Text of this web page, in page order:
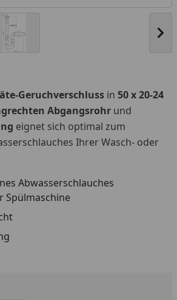
Geruchverschluss in 50 x 20-24
Abgangsrohr und
eignet sich optimal zum
Ihrer Wasch- oder
Abwasserschlauches
Spülmaschine